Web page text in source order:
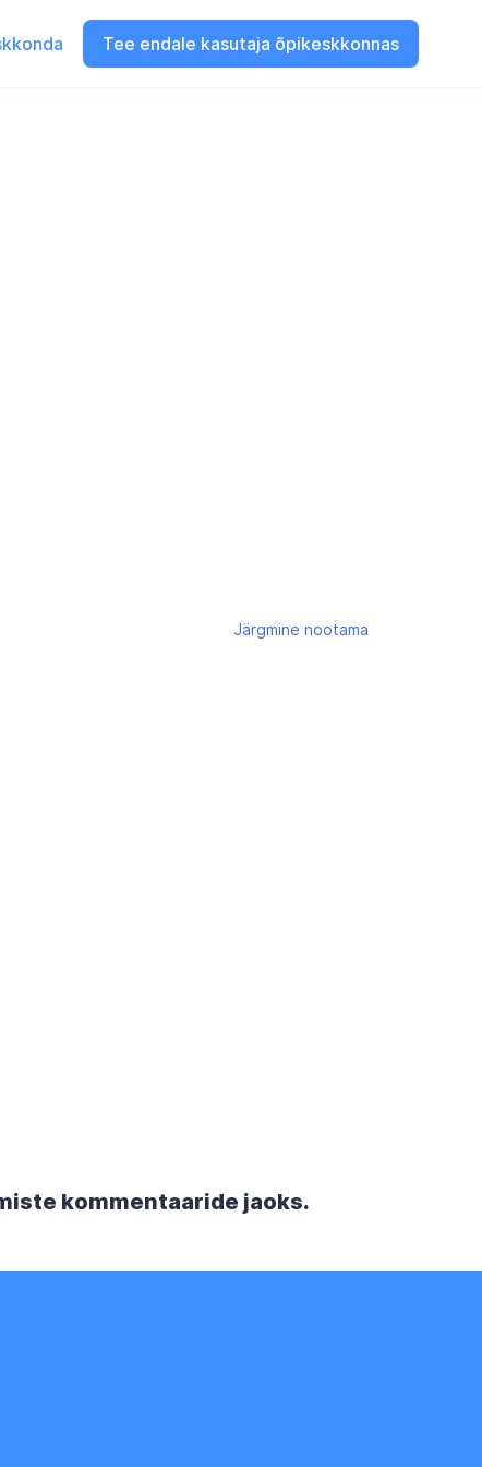
Tee endale kasutaja õpikeskkonnas
Järgmine nootama
kommentaaride jaoks.